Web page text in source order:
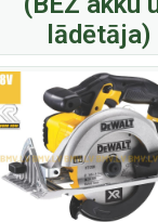
lādētāja)